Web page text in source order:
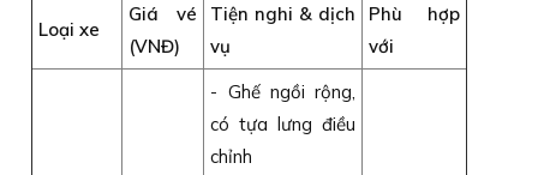
Loại xe
Giá vé
(VNĐ)
Tiện nghi & dịch
vụ
Phù hợp
với
- Ghế ngồi rộng,
có tựa lưng điều
chỉnh